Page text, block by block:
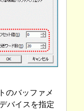
のバッファメ
バイスを指定